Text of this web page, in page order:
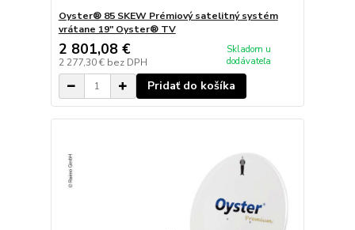
Oyster® 85 SKEW Prémiový satelitný systém
vrátane 19" Oyster® TV
2 801,08 €
2 277,30 € bez DPH
Skladom u
dodávateľa
Pridať do košíka